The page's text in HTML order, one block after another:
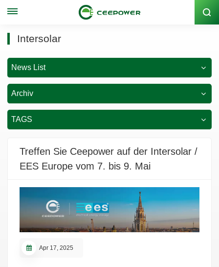
Lagercode: 300062
Intersolar
News List
Archiv
TAGS
Treffen Sie Ceepower auf der Intersolar /
EES Europe vom 7. bis 9. Mai
Apr 17, 2025